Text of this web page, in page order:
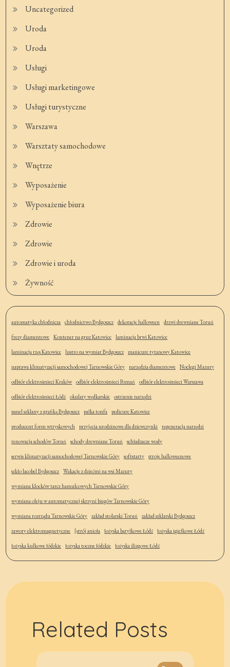
Uncategorized
Uroda
Uroda
Usługi
Usługi marketingowe
Usługi turystyczne
Warszawa
Warsztaty samochodowe
Wnętrze
Wyposażenie
Wyposażenie biura
Zdrowie
Zdrowie
Zdrowie i uroda
Żywność
automatyka chłodnicza chłodnictwo Bydgoszcz dekoracje halloween drzwi drewniane Toruń
frezy diamentowe Kontener na gruz Katowice laminacja brwi Katowice
laminacja rzęs Katowice lustro na wymiar Bydgoszcz manicure tytanowy Katowice
naprawa klimatyzacji samochodowej Tarnowskie Góry narzędzia diamentowe Noclegi Mazury
odbiór elektrośmieci Kraków odbiór elektrośmieci Poznań odbiór elektrośmieci Warszawa
odbiór elektrośmieci Łódź okulary wędkarskie ostrzenie narzędzi
panel szklany z grafiką Bydgoszcz pałka tonfa pedicure Katowice
producent form wtryskowych przyjęcia urodzinowe dla dziewczynki regeneracja narzędzi
renowacja schodów Toruń schody drewniane Toruń schładzacze wody
serwis klimatyzacji samochodowej Tarnowskie Góry softstarty stroje halloweenowe
szkło lacobel Bydgoszcz Wakacje z dziećmi na wsi Mazury
wymiana klocków tarcz hamulcowych Tarnowskie Góry
wymiana oleju w automatycznej skrzyni biegów Tarnowskie Góry
wymiana rozrządu Tarnowskie Góry zakład stolarski Toruń zakład szklarski Bydgoszcz
zawory elektromagnetyczne {strój anioła łożyska baryłkowe Łódź łożyska igiełkowe Łódź
łożyska kulkowe łódzkie łożyska toczne łódzkie łożyska ślizgowe Łódź
Related Posts